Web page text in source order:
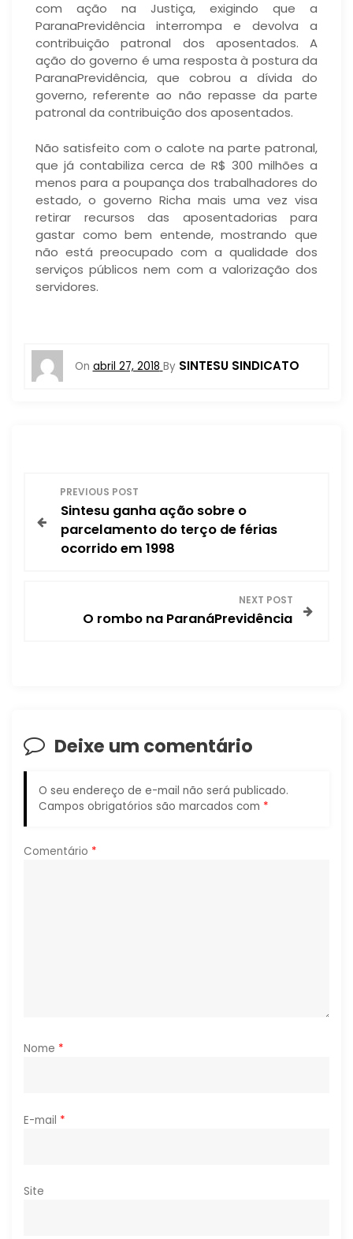
com ação na Justiça, exigindo que a
ParanaPrevidência interrompa e devolva a
contribuição patronal dos aposentados. A
ação do governo é uma resposta à postura da
ParanaPrevidência, que cobrou a dívida do
governo, referente ao não repasse da parte
patronal da contribuição dos aposentados.
Não satisfeito com o calote na parte patronal,
que já contabiliza cerca de R$ 300 milhões a
menos para a poupança dos trabalhadores do
estado, o governo Richa mais uma vez visa
retirar recursos das aposentadorias para
gastar como bem entende, mostrando que
não está preocupado com a qualidade dos
serviços públicos nem com a valorização dos
servidores.
On abril 27, 2018 By SINTESU SINDICATO
a
ã
o
d
e
PREVIOUS POST
Sintesu ganha ação sobre o
parcelamento do terço de férias
ocorrido em 1998
NEXT POST
O rombo na ParanáPrevidência
Deixe um comentário
O seu endereço de e-mail não será publicado.
Campos obrigatórios são marcados com *
Comentário *
Nome *
E-mail *
Site